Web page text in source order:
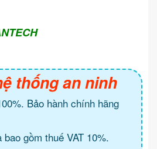
thống an ninh
Bảo hành chính hãng
gồm thuế VAT 10%.